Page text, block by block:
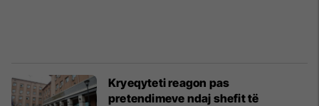
Kryeqyteti reagon pas
pretendimeve ndaj shefit të